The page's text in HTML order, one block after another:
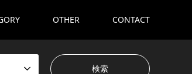
OTHER CONTACT